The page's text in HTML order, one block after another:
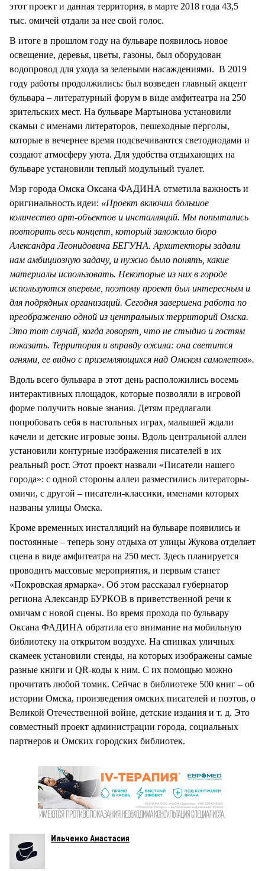
этот проект и данная территория, в марте 2018 года 43,5
тыс. омичей отдали за нее свой голос.
В итоге в прошлом году на бульваре появилось новое
освещение, деревья, цветы, газоны, был оборудован
водопровод для ухода за зелеными насаждениями. В 2019
году работы продолжились: был возведен главный акцент
бульвара – литературный форум в виде амфитеатра на 250
зрительских мест. На бульваре Мартынова установили
скамьи с именами литераторов, пешеходные перголы,
которые в вечернее время подсвечиваются светодиодами и
создают атмосферу уюта. Для удобства отдыхающих на
бульваре установили теплый модульный туалет.
Мэр города Омска Оксана ФАДИНА отметила важность и
оригинальность идеи: «Проект включил большое
количество арт-объектов и инсталляций. Мы попытались
повторить весь концепт, который заложило бюро
Александра Леонидовича БЕГУНА. Архитекторы задали
нам амбициозную задачу, и нужно было понять, какие
материалы использовать. Некоторые из них в городе
используются впервые, поэтому проект был интересным и
для подрядных организаций. Сегодня завершена работа по
преображению одной из центральных территорий Омска.
Это тот случай, когда говорят, что не стыдно и гостям
показать. Территория и вправду ожила: она светится
огнями, ее видно с приземляющихся над Омском самолетов».
Вдоль всего бульвара в этот день расположились восемь
интерактивных площадок, которые позволяли в игровой
форме получить новые знания. Детям предлагали
попробовать себя в настольных играх, малышей ждали
качели и детские игровые зоны. Вдоль центральной аллеи
установили контурные изображения писателей в их
реальный рост. Этот проект назвали «Писатели нашего
города»: с одной стороны аллеи разместились литераторы-
омичи, с другой – писатели-классики, именами которых
названы улицы Омска.
Кроме временных инсталляций на бульваре появились и
постоянные – теперь зону отдыха от улицы Жукова отделяет
сцена в виде амфитеатра на 250 мест. Здесь планируется
проводить массовые мероприятия, и первым станет
«Покровская ярмарка». Об этом рассказал губернатор
региона Александр БУРКОВ в приветственной речи к
омичам с новой сцены. Во время прохода по бульвару
Оксана ФАДИНА обратила его внимание на мобильную
библиотеку на открытом воздухе. На спинках уличных
скамеек установили стенды, на которых изображены самые
разные книги и QR-коды к ним. С их помощью можно
прочитать любой томик. Сейчас в библиотеке 500 книг – об
истории Омска, произведения омских писателей и поэтов, о
Великой Отечественной войне, детские издания и т. д. Это
совместный проект администрации города, социальных
партнеров и Омских городских библиотек.
Ильченко Анастасия